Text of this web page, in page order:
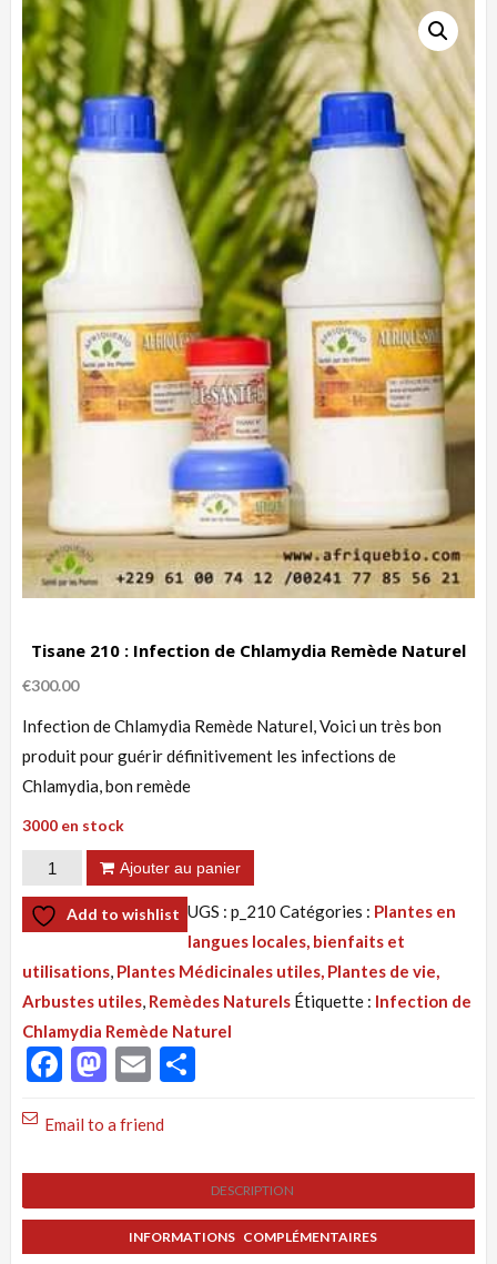
Tisane 210 : Infection de Chlamydia Remède Naturel
€300.00
Infection de Chlamydia Remède Naturel, Voici un très bon
produit pour guérir définitivement les infections de
Chlamydia, bon remède
3000 en stock
quantité
de
Tisane
:
Infection
de
Chlamydia
Naturel
Ajouter au panier
Add to wishlist UGS : p_210 Catégories : Plantes en
langues locales, bienfaits et
utilisations, Plantes Médicinales utiles, Plantes de vie,
Arbustes utiles, Remèdes Naturels Étiquette : Infection de
Chlamydia Remède Naturel
Facebook
Mastodon
Email
Email to a friend
DESCRIPTION
INFORMATIONS COMPLÉMENTAIRES